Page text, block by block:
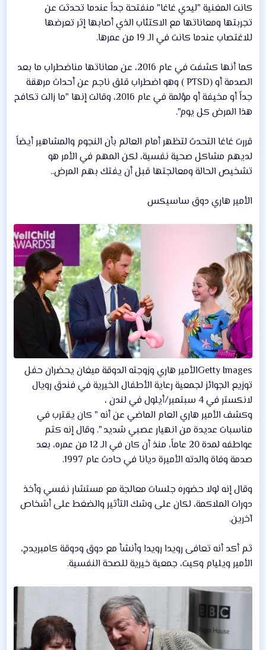
كانت المغنية "ليدي غاغا" منفتحة جداً عندما تحدثت عن
تجربتها ومعاناتها مع الاكتئاب الذي أصابها إثر تعرضها
للاغتصاب عندما كانت في الـ 19 من عمرها.
كما أنها كشفت في عام 2016، عن معاناتها مناضطراب ما بعد
الصدمة أو (PTSD ) وهو اضطراب قلق ناجم عن أحداث مرهقة
جداً أو مخيفة أو مؤلمة في عام 2016، وقالت إنها "ما زالت تكافح
هذا المرض كل يوم".
قررت غاغا التحدث لتظهر أمام العالم بأن النجوم والمشاهير أيضاً
لديهم مشاكل صحية نفسية، لكن المهم في الأمر هو
تشخيص الحالة ومعالجتها قبل أن يفتك بهم المرض..
الأمير هاري دوق ساسيكس
Getty Imagesالأمير هاري وزوجته الدوقة ميغان يحضران حفل
توزيع الجوائز لجمعية رعاية الأطفال الخيرية في فندق رويال
لانكستر في 4 سبتمبر/أيلول في لندن ،
وكشف الأمير هاري العام الماضي عن أنه " كان يقترب في
مناسبات عديدة من انهيار عصبي شديد ". وقال إنه كتم
عواطفه لمدة 20 عاماً، منذ أن كان في الـ 12 من عمره، بعد
صدمة وفاة والدته الأميرة ديانا في حادث عام 1997.
وقال إنه لولا حضوره جلسات معالجة مع مستشار نفسي وأخذ
دورات الملاكمة، لكان على وشك التأثير والضغط على أشخاص
آخرين.
ثم أكد أنه تعافى رويدا رويدا وأنشأ مع دوق ودوقة كامبريدج،
الأمير ويليام وكيت، جمعية خيرية للصحة النفسية.